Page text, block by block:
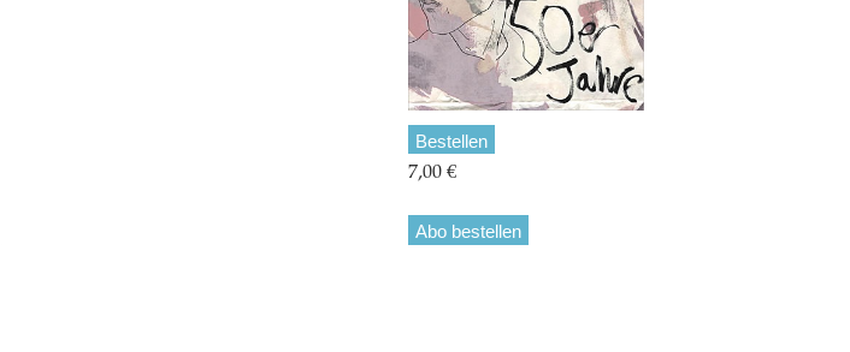
Bestellen
7,00 €
Abo bestellen